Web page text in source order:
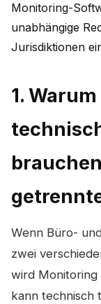
Monitoring-
unabhängige
Jurisdiktionen
1.
Wenn Büro-
zwei
wird Monitoring
kann technisch